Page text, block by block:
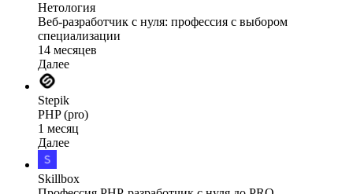
Нетология
Веб-разработчик с нуля: профессия с выбором
специализации
14 месяцев
Далее
Stepik
PHP (pro)
1 месяц
Далее
Skillbox